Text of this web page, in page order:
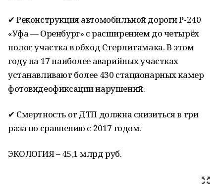
✔ Реконструкция автомобильной дороги Р-240
«Уфа — Оренбург» с расширением до четырёх
полос участка в обход Стерлитамака. В этом
году на 17 наиболее аварийных участках
устанавливают более 430 стационарных камер
фотовидеофиксации нарушений.
✔ Смертность от ДТП должна снизиться в три
раза по сравнению с 2017 годом.
ЭКОЛОГИЯ – 45,1 млрд руб.